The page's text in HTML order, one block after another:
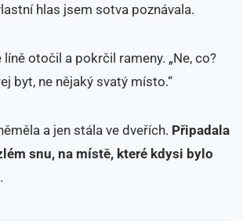
hlas jsem sotva poznávala.
otočil a pokrčil rameny. „Ne, co?
byt, ne nějaký svatý místo.“
a jen stála ve dveřích. Připadala
snu, na místě, které kdysi bylo
.